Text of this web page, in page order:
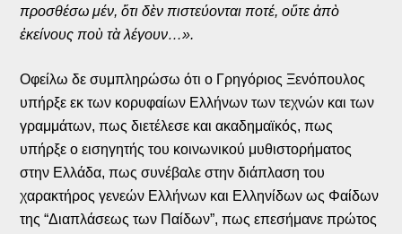
προσθέσω μέν, ὅτι δὲν πιστεύονται ποτέ, οὔτε ἀπὸ
ἐκείνους ποὺ τὰ λέγουν…».
Οφείλω δε συμπληρώσω ότι ο Γρηγόριος Ξενόπουλος
υπήρξε εκ των κορυφαίων Ελλήνων των τεχνών και των
γραμμάτων, πως διετέλεσε και ακαδημαϊκός, πως
υπήρξε ο εισηγητής του κοινωνικού μυθιστορήματος
στην Ελλάδα, πως συνέβαλε στην διάπλαση του
χαρακτήρος γενεών Ελλήνων και Ελληνίδων ως Φαίδων
της “Διαπλάσεως των Παίδων”, πως επεσήμανε πρώτος